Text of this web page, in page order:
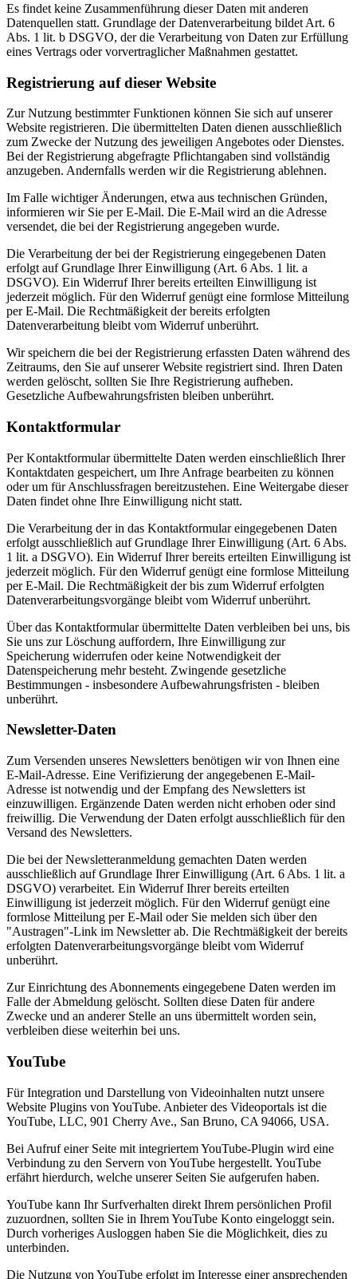
Es findet keine Zusammenführung dieser Daten mit anderen
Datenquellen statt. Grundlage der Datenverarbeitung bildet Art. 6
Abs. 1 lit. b DSGVO, der die Verarbeitung von Daten zur Erfüllung
eines Vertrags oder vorvertraglicher Maßnahmen gestattet.
Registrierung auf dieser Website
Zur Nutzung bestimmter Funktionen können Sie sich auf unserer
Website registrieren. Die übermittelten Daten dienen ausschließlich
zum Zwecke der Nutzung des jeweiligen Angebotes oder Dienstes.
Bei der Registrierung abgefragte Pflichtangaben sind vollständig
anzugeben. Andernfalls werden wir die Registrierung ablehnen.
Im Falle wichtiger Änderungen, etwa aus technischen Gründen,
informieren wir Sie per E-Mail. Die E-Mail wird an die Adresse
versendet, die bei der Registrierung angegeben wurde.
Die Verarbeitung der bei der Registrierung eingegebenen Daten
erfolgt auf Grundlage Ihrer Einwilligung (Art. 6 Abs. 1 lit. a
DSGVO). Ein Widerruf Ihrer bereits erteilten Einwilligung ist
jederzeit möglich. Für den Widerruf genügt eine formlose Mitteilung
per E-Mail. Die Rechtmäßigkeit der bereits erfolgten
Datenverarbeitung bleibt vom Widerruf unberührt.
Wir speichern die bei der Registrierung erfassten Daten während des
Zeitraums, den Sie auf unserer Website registriert sind. Ihren Daten
werden gelöscht, sollten Sie Ihre Registrierung aufheben.
Gesetzliche Aufbewahrungsfristen bleiben unberührt.
Kontaktformular
Per Kontaktformular übermittelte Daten werden einschließlich Ihrer
Kontaktdaten gespeichert, um Ihre Anfrage bearbeiten zu können
oder um für Anschlussfragen bereitzustehen. Eine Weitergabe dieser
Daten findet ohne Ihre Einwilligung nicht statt.
Die Verarbeitung der in das Kontaktformular eingegebenen Daten
erfolgt ausschließlich auf Grundlage Ihrer Einwilligung (Art. 6 Abs.
1 lit. a DSGVO). Ein Widerruf Ihrer bereits erteilten Einwilligung ist
jederzeit möglich. Für den Widerruf genügt eine formlose Mitteilung
per E-Mail. Die Rechtmäßigkeit der bis zum Widerruf erfolgten
Datenverarbeitungsvorgänge bleibt vom Widerruf unberührt.
Über das Kontaktformular übermittelte Daten verbleiben bei uns, bis
Sie uns zur Löschung auffordern, Ihre Einwilligung zur
Speicherung widerrufen oder keine Notwendigkeit der
Datenspeicherung mehr besteht. Zwingende gesetzliche
Bestimmungen - insbesondere Aufbewahrungsfristen - bleiben
unberührt.
Newsletter-Daten
Zum Versenden unseres Newsletters benötigen wir von Ihnen eine
E-Mail-Adresse. Eine Verifizierung der angegebenen E-Mail-
Adresse ist notwendig und der Empfang des Newsletters ist
einzuwilligen. Ergänzende Daten werden nicht erhoben oder sind
freiwillig. Die Verwendung der Daten erfolgt ausschließlich für den
Versand des Newsletters.
Die bei der Newsletteranmeldung gemachten Daten werden
ausschließlich auf Grundlage Ihrer Einwilligung (Art. 6 Abs. 1 lit. a
DSGVO) verarbeitet. Ein Widerruf Ihrer bereits erteilten
Einwilligung ist jederzeit möglich. Für den Widerruf genügt eine
formlose Mitteilung per E-Mail oder Sie melden sich über den
"Austragen"-Link im Newsletter ab. Die Rechtmäßigkeit der bereits
erfolgten Datenverarbeitungsvorgänge bleibt vom Widerruf
unberührt.
Zur Einrichtung des Abonnements eingegebene Daten werden im
Falle der Abmeldung gelöscht. Sollten diese Daten für andere
Zwecke und an anderer Stelle an uns übermittelt worden sein,
verbleiben diese weiterhin bei uns.
YouTube
Für Integration und Darstellung von Videoinhalten nutzt unsere
Website Plugins von YouTube. Anbieter des Videoportals ist die
YouTube, LLC, 901 Cherry Ave., San Bruno, CA 94066, USA.
Bei Aufruf einer Seite mit integriertem YouTube-Plugin wird eine
Verbindung zu den Servern von YouTube hergestellt. YouTube
erfährt hierdurch, welche unserer Seiten Sie aufgerufen haben.
YouTube kann Ihr Surfverhalten direkt Ihrem persönlichen Profil
zuzuordnen, sollten Sie in Ihrem YouTube Konto eingeloggt sein.
Durch vorheriges Ausloggen haben Sie die Möglichkeit, dies zu
unterbinden.
Die Nutzung von YouTube erfolgt im Interesse einer ansprechenden